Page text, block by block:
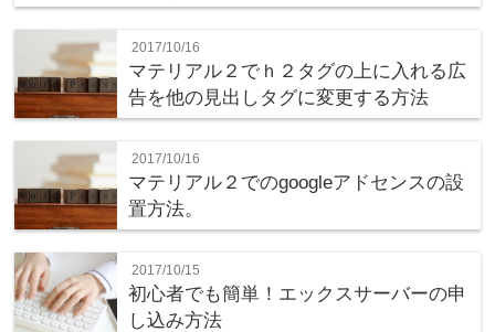
2017/10/16
マテリアル２でｈ２タグの上に入れる広
告を他の見出しタグに変更する方法
2017/10/16
マテリアル２でのgoogleアドセンスの設
置方法。
2017/10/15
初心者でも簡単！エックスサーバーの申
し込み方法